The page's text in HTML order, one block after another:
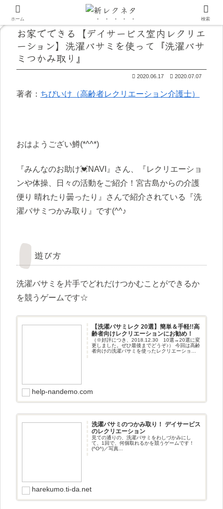
お家でできる【デイサービス室内レクリエ
ーション】洗濯バサミを使って『洗濯バサ
ミつかみ取り』
2020.06.17 2020.07.07
著者： ちびいけ（高齢者レクリエーション介護士）
おはようござい鱒(*^^*)
『みんなのお助け💓NAVI』さん、『レクリエーショ
ンや体操、日々の活動をご紹介！宮古島からの介護
便り 晴れたり曇ったり』さんで紹介されている『洗
濯バサミつかみ取り』です(^^♪
遊び方
洗濯バサミを片手でどれだけつかむことができるか
を競うゲームです☆
【洗濯バサミレク 20選】簡単＆手軽!!高
齢者向けレクリエーションにお勧め！
（※好評につき、2018.12.30 10選→20選に変
更しました。ぜひ最後までどうぞ♪） 今回は高齢
者向けの洗濯バサミを使ったレクリエーション
help-nandemo.com
洗濯バサミのつかみ取り！ デイサービス
のレクリエーション
見ての通りの、洗濯バサミをわしづかみにし
て、1回で、何個取れるかを競うゲームです！
(^O^)／写真...
harekumo.ti-da.net
ホーム 検索